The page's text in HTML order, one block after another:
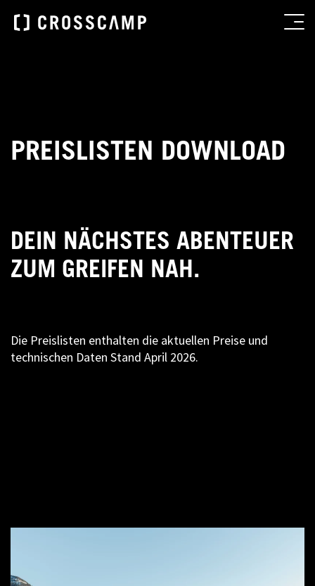
PREISLISTEN DOWNLOAD
DEIN NÄCHSTES ABENTEUER
ZUM GREIFEN NAH.
Die Preislisten enthalten die aktuellen Preise und
technischen Daten Stand April 2026.